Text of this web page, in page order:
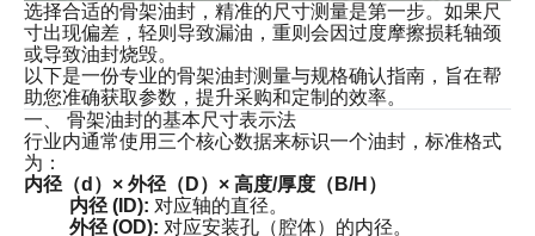
选择合适的骨架油封，精准的尺寸测量是第一步。如果尺
寸出现偏差，轻则导致漏油，重则会因过度摩擦损耗轴颈
或导致油封烧毁。
以下是一份专业的骨架油封测量与规格确认指南，旨在帮
助您准确获取参数，提升采购和定制的效率。
一、 骨架油封的基本尺寸表示法
行业内通常使用三个核心数据来标识一个油封，标准格式
为：
内径（d）× 外径（D）× 高度/厚度（B/H）
内径 (ID): 对应轴的直径。
外径 (OD): 对应安装孔（腔体）的内径。